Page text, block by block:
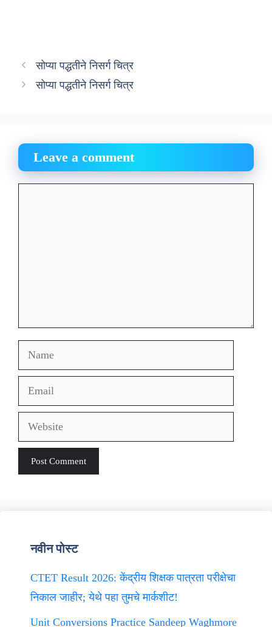
सोप्या पद्धतीने निसर्ग चित्र
सोप्या पद्धतीने निसर्ग चित्र
Leave a comment
Name
Email
Website
नवीन पोस्ट
CTET Result 2026: केंद्रीय शिक्षक पात्रता परीक्षेचा
निकाल जाहीर; येथे पहा तुमचे मार्कशीट!
Unit Conversions Practice Sandeep Waghmore